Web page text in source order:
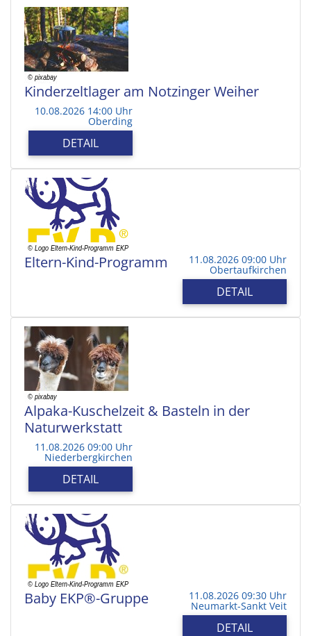
Kinderzeltlager am Notzinger Weiher
10.08.2026 14:00 Uhr
Oberding
DETAIL
Eltern-Kind-Programm 11.08.2026 09:00 Uhr
Obertaufkirchen
DETAIL
Alpaka-Kuschelzeit & Basteln in der
Naturwerkstatt
11.08.2026 09:00 Uhr
Niederbergkirchen
DETAIL
Baby EKP®-Gruppe 11.08.2026 09:30 Uhr
Neumarkt-Sankt Veit
DETAIL